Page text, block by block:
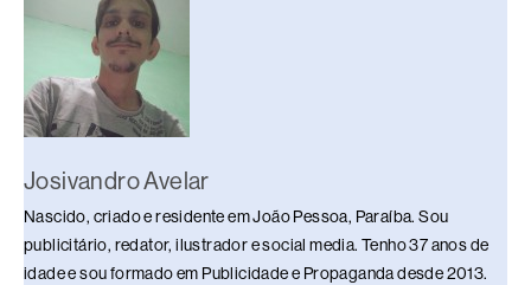
o
Josivandro Avelar
Nascido, criado e residente em João Pessoa, Paraíba. Sou
publicitário, redator, ilustrador e social media. Tenho 37 anos de
idade e sou formado em Publicidade e Propaganda desde 2013.